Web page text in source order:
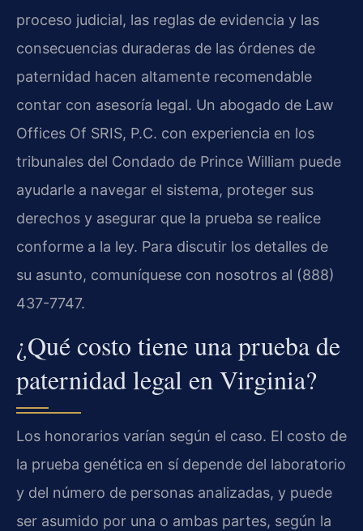
proceso judicial, las reglas de evidencia y las
consecuencias duraderas de las órdenes de
paternidad hacen altamente recomendable
contar con asesoría legal. Un abogado de Law
Offices Of SRIS, P.C. con experiencia en los
tribunales del Condado de Prince William puede
ayudarle a navegar el sistema, proteger sus
derechos y asegurar que la prueba se realice
conforme a la ley. Para discutir los detalles de
su asunto, comuníquese con nosotros al (888)
437-7747.
¿Qué costo tiene una prueba de
paternidad legal en Virginia?
Los honorarios varían según el caso. El costo de
la prueba genética en sí depende del laboratorio
y del número de personas analizadas, y puede
ser asumido por una o ambas partes, según la